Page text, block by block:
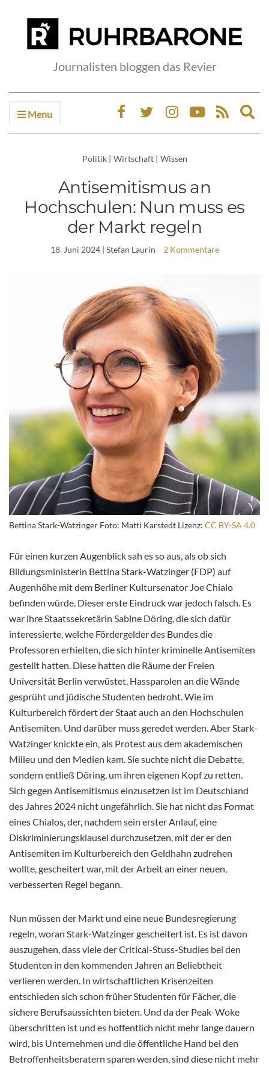
Journalisten bloggen das Revier
Menu
Politik | Wirtschaft | Wissen
Antisemitismus an
Hochschulen: Nun muss es
der Markt regeln
18. Juni 2024| Stefan Laurin 2 Kommentare
Bettina Stark-Watzinger Foto: Matti Karstedt Lizenz: CC BY-SA 4.0
Für einen kurzen Augenblick sah es so aus, als ob sich
Bildungsministerin Bettina Stark-Watzinger (FDP) auf
Augenhöhe mit dem Berliner Kultursenator Joe Chialo
befinden würde. Dieser erste Eindruck war jedoch falsch. Es
war ihre Staatssekretärin Sabine Döring, die sich dafür
interessierte, welche Fördergelder des Bundes die
Professoren erhielten, die sich hinter kriminelle Antisemiten
gestellt hatten. Diese hatten die Räume der Freien
Universität Berlin verwüstet, Hassparolen an die Wände
gesprüht und jüdische Studenten bedroht. Wie im
Kulturbereich fördert der Staat auch an den Hochschulen
Antisemiten. Und darüber muss geredet werden. Aber Stark-
Watzinger knickte ein, als Protest aus dem akademischen
Milieu und den Medien kam. Sie suchte nicht die Debatte,
sondern entließ Döring, um ihren eigenen Kopf zu retten.
Sich gegen Antisemitismus einzusetzen ist im Deutschland
des Jahres 2024 nicht ungefährlich. Sie hat nicht das Format
eines Chialos, der, nachdem sein erster Anlauf, eine
Diskriminierungsklausel durchzusetzen, mit der er den
Antisemiten im Kulturbereich den Geldhahn zudrehen
wollte, gescheitert war, mit der Arbeit an einer neuen,
verbesserten Regel begann.
Nun müssen der Markt und eine neue Bundesregierung
regeln, woran Stark-Watzinger gescheitert ist. Es ist davon
auszugehen, dass viele der Critical-Stuss-Studies bei den
Studenten in den kommenden Jahren an Beliebtheit
verlieren werden. In wirtschaftlichen Krisenzeiten
entschieden sich schon früher Studenten für Fächer, die
sichere Berufsaussichten bieten. Und da der Peak-Woke
überschritten ist und es hoffentlich nicht mehr lange dauern
wird, bis Unternehmen und die öffentliche Hand bei den
Betroffenheitsberatern sparen werden, sind diese nicht mehr